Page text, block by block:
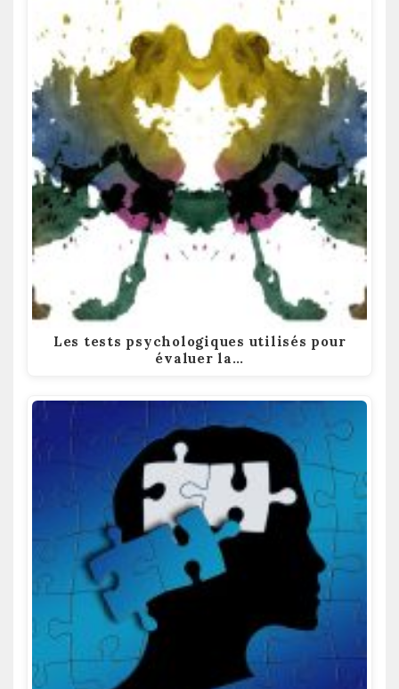
Les tests psychologiques utilisés pour
évaluer la…